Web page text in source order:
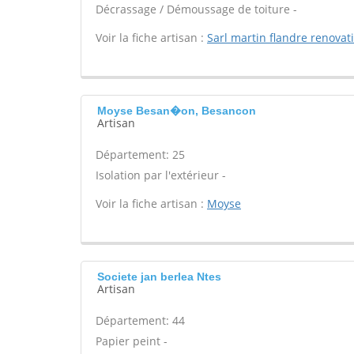
Décrassage / Démoussage de toiture -
Voir la fiche artisan : Sarl martin flandre
Moyse Besan�on, Besancon
Artisan
Département: 25
Isolation par l'extérieur -
Voir la fiche artisan : Moyse
Societe jan berlea Ntes
Artisan
Département: 44
Papier peint -